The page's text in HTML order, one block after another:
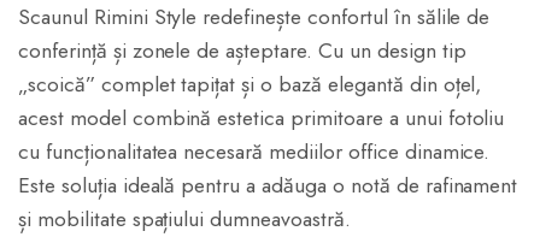
Scaunul Rimini Style redefinește confortul în sălile de
conferință și zonele de așteptare. Cu un design tip
„scoică” complet tapițat și o bază elegantă din oțel,
acest model combină estetica primitoare a unui fotoliu
cu funcționalitatea necesară mediilor office dinamice.
Este soluția ideală pentru a adăuga o notă de rafinament
și mobilitate spațiului dumneavoastră.